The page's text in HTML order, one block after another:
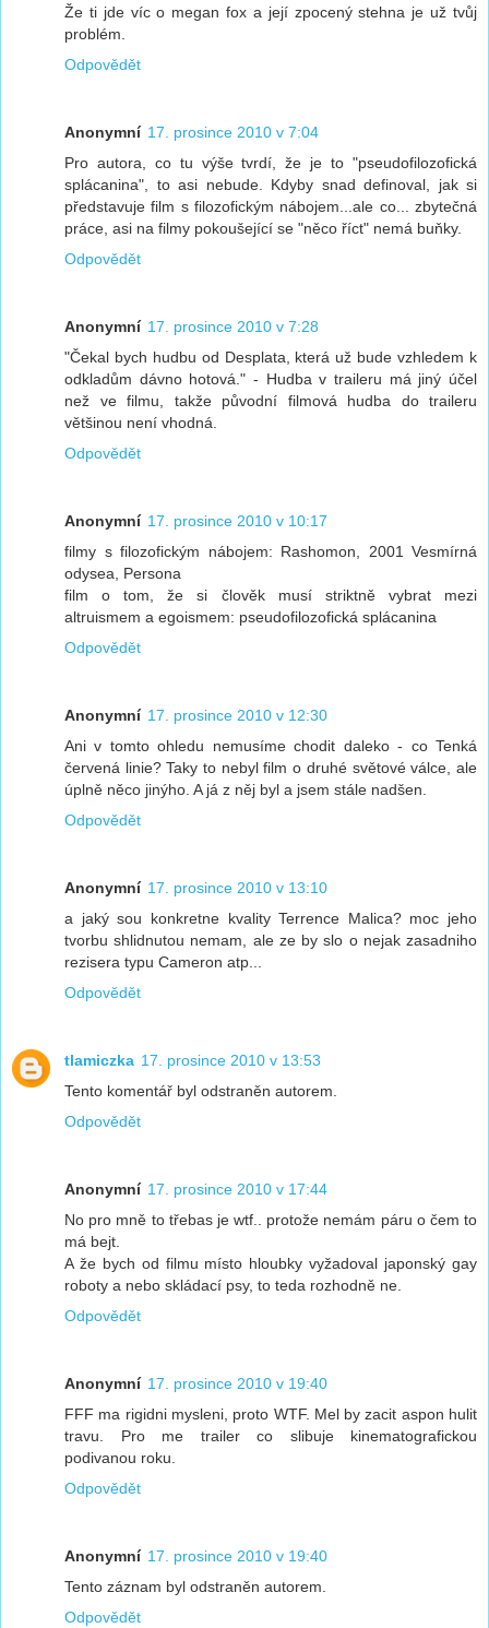
Že ti jde víc o megan fox a její zpocený stehna je už tvůj
problém.
Odpovědět
Anonymní 17. prosince 2010 v 7:04
Pro autora, co tu výše tvrdí, že je to "pseudofilozofická
splácanina", to asi nebude. Kdyby snad definoval, jak si
představuje film s filozofickým nábojem...ale co... zbytečná
práce, asi na filmy pokoušející se "něco říct" nemá buňky.
Odpovědět
Anonymní 17. prosince 2010 v 7:28
"Čekal bych hudbu od Desplata, která už bude vzhledem k
odkladům dávno hotová." - Hudba v traileru má jiný účel
než ve filmu, takže původní filmová hudba do traileru
většinou není vhodná.
Odpovědět
Anonymní 17. prosince 2010 v 10:17
filmy s filozofickým nábojem: Rashomon, 2001 Vesmírná
odysea, Persona
film o tom, že si člověk musí striktně vybrat mezi
altruismem a egoismem: pseudofilozofická splácanina
Odpovědět
Anonymní 17. prosince 2010 v 12:30
Ani v tomto ohledu nemusíme chodit daleko - co Tenká
červená linie? Taky to nebyl film o druhé světové válce, ale
úplně něco jinýho. A já z něj byl a jsem stále nadšen.
Odpovědět
Anonymní 17. prosince 2010 v 13:10
a jaký sou konkretne kvality Terrence Malica? moc jeho
tvorbu shlidnutou nemam, ale ze by slo o nejak zasadniho
rezisera typu Cameron atp...
Odpovědět
tlamiczka 17. prosince 2010 v 13:53
Tento komentář byl odstraněn autorem.
Odpovědět
Anonymní 17. prosince 2010 v 17:44
No pro mně to třebas je wtf.. protože nemám páru o čem to
má bejt.
A že bych od filmu místo hloubky vyžadoval japonský gay
roboty a nebo skládací psy, to teda rozhodně ne.
Odpovědět
Anonymní 17. prosince 2010 v 19:40
FFF ma rigidni mysleni, proto WTF. Mel by zacit aspon hulit
travu. Pro me trailer co slibuje kinematografickou
podivanou roku.
Odpovědět
Anonymní 17. prosince 2010 v 19:40
Tento záznam byl odstraněn autorem.
Odpovědět